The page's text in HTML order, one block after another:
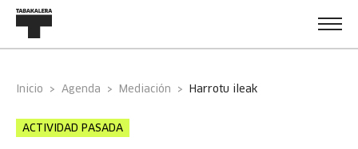
Inicio Agenda Mediación harrotu ileak
ACTIVIDAD PASADA